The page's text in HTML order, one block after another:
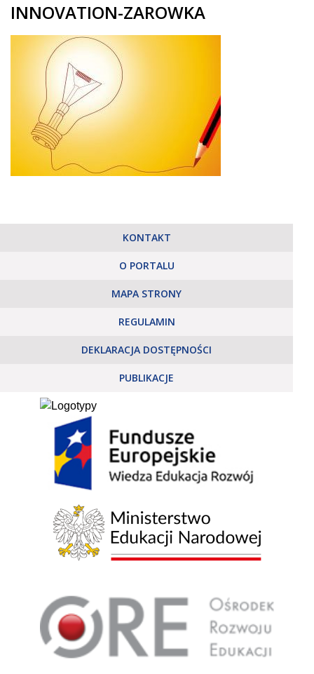
INNOVATION-ZAROWKA
KONTAKT
O PORTALU
MAPA STRONY
REGULAMIN
DEKLARACJA DOSTĘPNOŚCI
PUBLIKACJE